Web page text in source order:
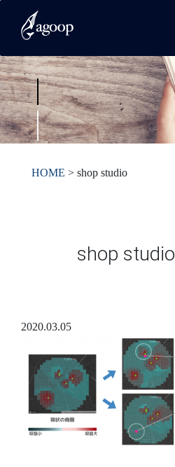
HOME > shop studio
shop studio
2020.03.05